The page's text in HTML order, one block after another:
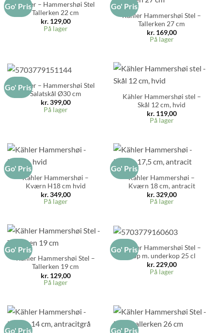
Go' PrisKähler – Hammershøi Stel
Tallerken 22 cm
kr.129,00
På lager
Go' Pris
Kähler Hammershøi Stel –
Tallerken 27 cm
kr.169,00
På lager
Go' PrisKähler – Hammershøi Stel
Salatskål Ø30 cm
kr.399,00
På lager
Kähler Hammershøi stel –
Skål 12 cm, hvid
kr.119,00
På lager
Go' Pris
Kähler Hammershøi –
Kværn H18 cm hvid
kr.349,00
På lager
Go' Pris
Kähler Hammershøi –
Kværn 18 cm, antracit
kr.329,00
På lager
Go' Pris
Kähler Hammershøi Stel –
Tallerken 19 cm
kr.129,00
På lager
Go' PrisKähler Hammershøi Stel –
Kop m. underkop 25 cl
kr.229,00
På lager
Go' Pris Go' Pris